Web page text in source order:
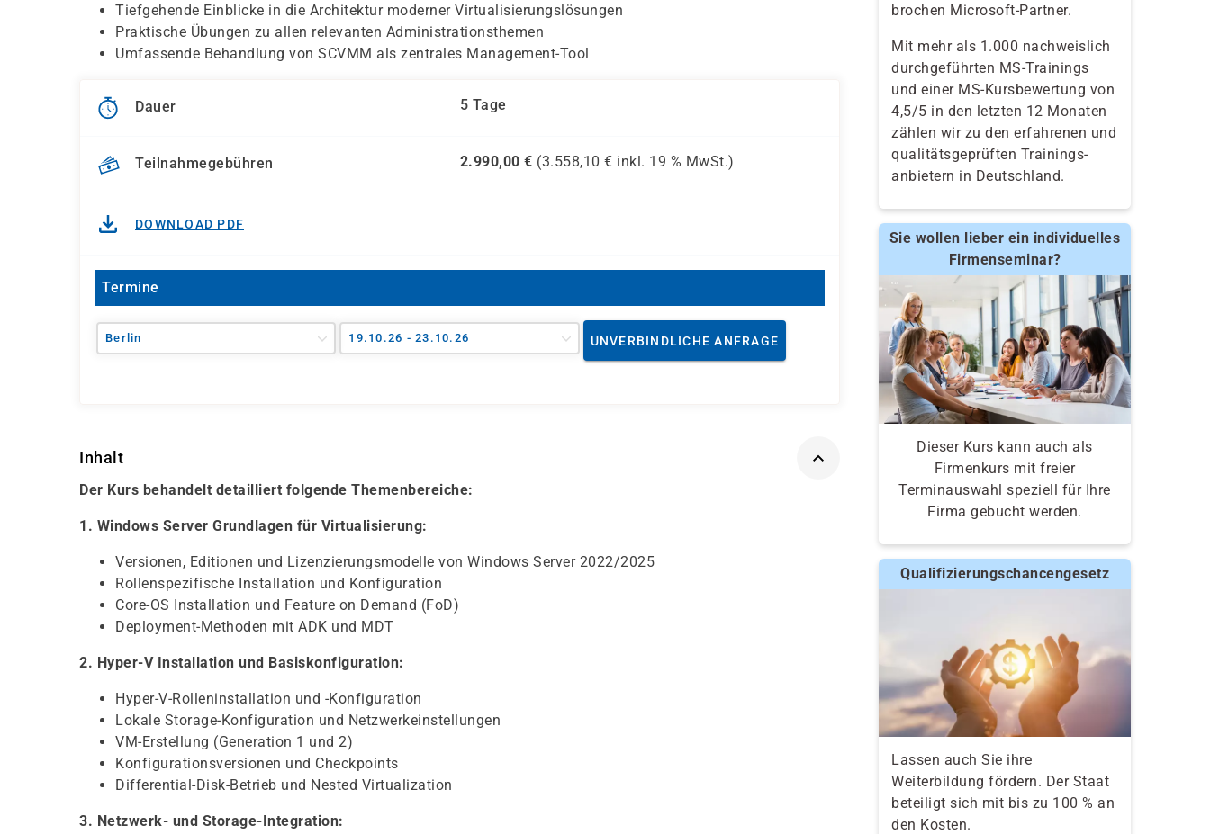
Tiefgehende Einblicke in die Architektur moderner Virtualisierungslösungen
Praktische Übungen zu allen relevanten Administrationsthemen
Umfassende Behandlung von SCVMM als zentrales Management-Tool
Dauer 5 Tage
Teilnahmegebühren 2.990,00 € (3.558,10 € inkl. 19 % MwSt.)
DOWNLOAD PDF
Termine
Berlin 19.10.26 - 23.10.26 UNVERBINDLICHE ANFRAGE
Inhalt
Der Kurs behandelt detailliert folgende Themenbereiche:
1. Windows Server Grundlagen für Virtualisierung:
Versionen, Editionen und Lizenzierungsmodelle von Windows Server 2022/2025
Rollenspezifische Installation und Konfiguration
Core-OS Installation und Feature on Demand (FoD)
Deployment-Methoden mit ADK und MDT
2. Hyper-V Installation und Basiskonfiguration:
Hyper-V-Rolleninstallation und -Konfiguration
Lokale Storage-Konfiguration und Netzwerkeinstellungen
VM-Erstellung (Generation 1 und 2)
Konfigurationsversionen und Checkpoints
Differential-Disk-Betrieb und Nested Virtualization
3. Netzwerk- und Storage-Integration:
brochen Microsoft-Partner.
Mit mehr als 1.000 nachweislich
durchgeführten MS-Trainings
und einer MS-Kursbewertung von
4,5/5 in den letzten 12 Monaten
zählen wir zu den erfahrenen und
qualitäts­geprüften Trainings­
anbietern in Deutschland.
Sie wollen lieber ein individuelles
Firmenseminar?
Dieser Kurs kann auch als
Firmenkurs mit freier
Terminauswahl speziell für Ihre
Firma gebucht werden.
Qualifizierungschancengesetz
Lassen auch Sie ihre
Weiterbildung fördern. Der Staat
beteiligt sich mit bis zu 100 % an
den Kosten.